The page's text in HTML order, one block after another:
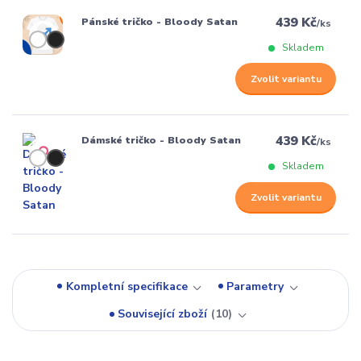
Pánské tričko - Bloody Satan 439 Kč/ks
Skladem
Zvolit variantu
Dámské tričko - Bloody Satan 439 Kč/ks
Skladem
Zvolit variantu
Kompletní specifikace
Parametry
Související zboží
10